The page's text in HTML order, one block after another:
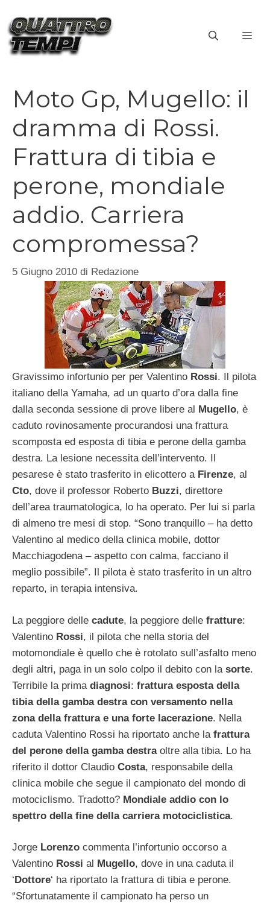
contenuto
Moto Gp, Mugello: il
dramma di Rossi.
Frattura di tibia e
perone, mondiale
addio. Carriera
compromessa?
5 Giugno 2010 di Redazione
Gravissimo infortunio per per Valentino Rossi. Il pilota
italiano della Yamaha, ad un quarto d’ora dalla fine
dalla seconda sessione di prove libere al Mugello, è
caduto rovinosamente procurandosi una frattura
scomposta ed esposta di tibia e perone della gamba
destra. La lesione necessita dell’intervento. Il
pesarese è stato trasferito in elicottero a Firenze, al
Cto, dove il professor Roberto Buzzi, direttore
dell’area traumatologica, lo ha operato. Per lui si parla
di almeno tre mesi di stop. “Sono tranquillo – ha detto
Valentino al medico della clinica mobile, dottor
Macchiagodena – aspetto con calma, facciano il
meglio possibile”. Il pilota è stato trasferito in un altro
reparto, in terapia intensiva.
La peggiore delle cadute, la peggiore delle fratture:
Valentino Rossi, il pilota che nella storia del
motomondiale è quello che è rotolato sull’asfalto meno
degli altri, paga in un solo colpo il debito con la sorte.
Terribile la prima diagnosi: frattura esposta della
tibia della gamba destra con versamento nella
zona della frattura e una forte lacerazione. Nella
caduta Valentino Rossi ha riportato anche la frattura
del perone della gamba destra oltre alla tibia. Lo ha
riferito il dottor Claudio Costa, responsabile della
clinica mobile che segue il campionato del mondo di
motociclismo. Tradotto? Mondiale addio con lo
spettro della fine della carriera motociclistica.
Jorge Lorenzo commenta l’infortunio occorso a
Valentino Rossi al Mugello, dove in una caduta il
‘Dottore‘ ha riportato la frattura di tibia e perone.
“Sfortunatamente il campionato ha perso un